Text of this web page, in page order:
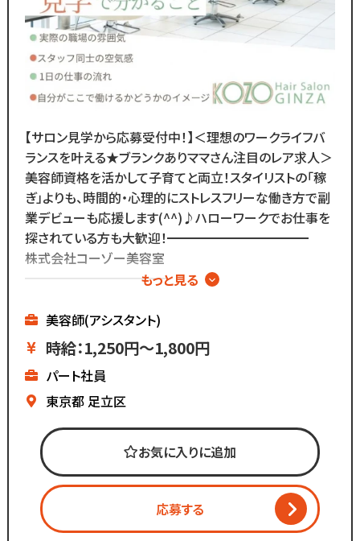
スタッフの技術紹介や職場の雰囲気、
撮影イベント・研修会の様子など、
リアルな職場環境をご覧いただけます☆
応募前に一度ご覧ください♪
Tiktok ▷「＠kozo_recruit」
で検索してください！
【サロン見学から応募受付中！】＜理想のワークライフバ
ランスを叶える★ブランクありママさん注目のレア求人＞
美容師資格を活かして子育てと両立！スタイリストの「稼
ぎ」よりも、時間的・心理的にストレスフリーな働き方で副
業デビューも応援します(^^)♪ハローワークでお仕事を
探されている方も大歓迎！━━━━━━━━━━━
株式会社コーゾー美容室
━━━━━━━━━━━
現在都内に4店舗のサロンを
展開しています。
マーケティング会社出身の
2代目社長により
時代に合わせた働き方へ
変化を加えています。
「いいものは残し、
時代に合わないものは変えていく」
もっと見る
美容師(アシスタント)
時給：1,250円～1,800円
パート社員
東京都 足立区
お気に入りに追加
応募する